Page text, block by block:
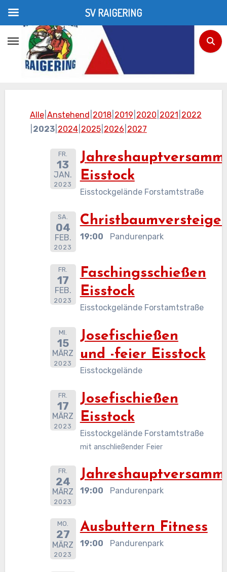
Inhalt
springen
Termine
Home Termine
Alle Anstehend 2018 2019 2020 2021 2022
2023 2024 2025 2026 2027
FR.
13
JAN.
2023
Eisstock
Eisstockgelände Forstamtstraße
SA.
04
FEB.
2023
19:00 Pandurenpark
FR.
17
FEB.
2023
Faschingsschießen
Eisstock
Eisstockgelände Forstamtstraße
MI.
15
MÄRZ
2023
Josefischießen
und -feier Eisstock
Eisstockgelände
FR.
17
MÄRZ
2023
Josefischießen
Eisstock
Eisstockgelände Forstamtstraße
mit anschließender Feier
FR.
24
MÄRZ
2023
19:00 Pandurenpark
MO.
27
MÄRZ
2023
Ausbuttern Fitness
19:00 Pandurenpark
SV RAIGERING